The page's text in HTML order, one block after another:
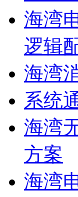
海湾
逻辑
海湾
系统
海湾
方案
海湾